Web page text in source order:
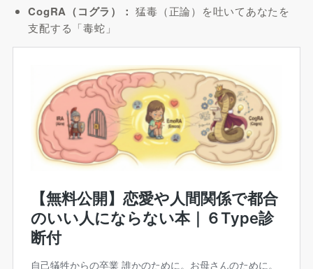
CogRA（コグラ）： 猛毒（正論）を吐いてあなたを
支配する「毒蛇」